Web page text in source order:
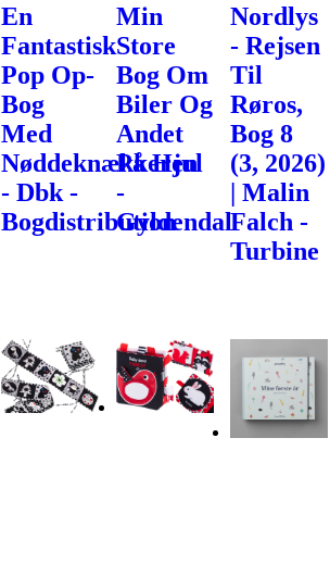
En
Fantastisk
Pop Op-
Bog
Med
Nøddeknækkeren
- Dbk -
Bogdistribution
Min
Store
Bog Om
Biler Og
Andet
På Hjul
-
Gyldendal
Nordlys
- Rejsen
Til
Røros,
Bog 8
(3, 2026)
| Malin
Falch -
Turbine